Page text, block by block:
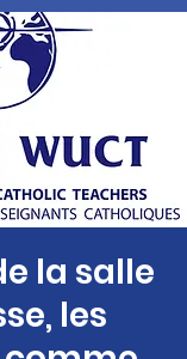
la salle
les